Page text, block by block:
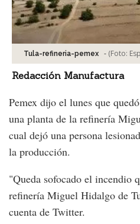
Tula-refineria-pemex - (Foto:
Redacción Manufactura
Pemex dijo el lunes que
una planta de la refinería
cual dejó una persona
la producción.
"Queda sofocado el incendio
refinería Miguel Hidalgo de
cuenta de Twitter.